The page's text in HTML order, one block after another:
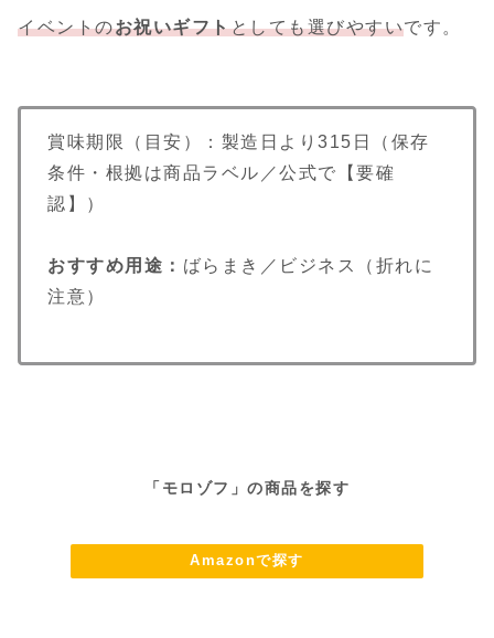
イベントのお祝いギフトとしても選びやすいです。
賞味期限（目安）：製造日より315日（保存
条件・根拠は商品ラベル／公式で【要確
認】）
おすすめ用途： ばらまき／ビジネス（折れに
注意）
「モロゾフ」の商品を探す
Amazonで探す